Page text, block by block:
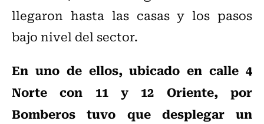
llegaron hasta las casas y los pasos
bajo nivel del sector.
En uno de ellos, ubicado en calle 4
Norte con 11 y 12 Oriente, por
Bomberos tuvo que desplegar un